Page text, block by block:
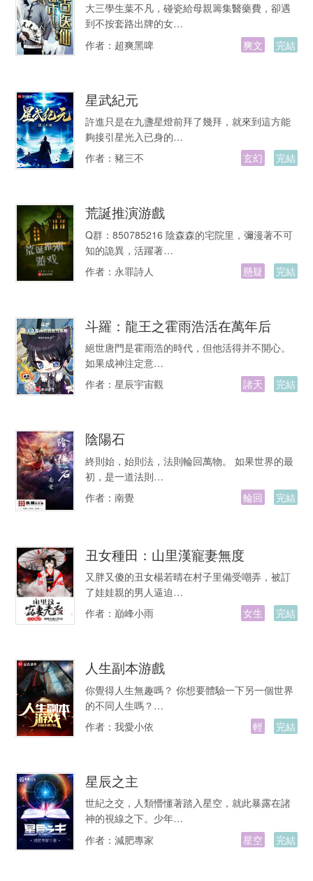
大三學生葉不凡，碰瓷給母親籌集醫藥費，卻遇
到不按套路出牌的女…
作者： 超爽黑啤 爽文 完結
星武紀元
許進只是在九盞星燈前拜了幾拜，就來到這方能
夠接引星光入已身的…
作者： 豬三不 玄幻 完結
荒誕推演游戲
Q群：850785216 陰森森的宅院里，彌漫著不可
知的詭異，活躍著…
作者： 永罪詩人 懸疑 完結
斗羅：龍王之霍雨浩活在萬年后
絕世唐門是霍雨浩的時代，但他活得并不開心。
如果成神注定意…
作者： 星辰宇宙觀 諸天 完結
陰陽石
終則始，始則法，法則輪回萬物。 如果世界的最
初，是一道法則…
作者： 南覺 輪回 完結
丑女種田：山里漢寵妻無度
又胖又傻的丑女楊若晴在村子里備受嘲弄，被訂
了娃娃親的男人逼迫…
作者： 巔峰小雨 女生 完結
人生副本游戲
你覺得人生無趣嗎？ 你想要體驗一下另一個世界
的不同人生嗎？…
作者： 我愛小依 輕 完結
星辰之主
世紀之交，人類懵懂著踏入星空，就此暴露在諸
神的視線之下。少年…
作者： 減肥專家 星空 完結